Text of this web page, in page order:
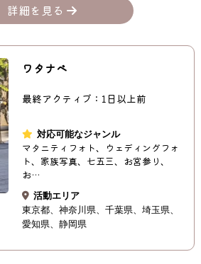
詳細を見る
ワタナベ
最終アクティブ：1日以上前
対応可能なジャンル
マタニティフォト、ウェディングフォ
ト、家族写真、七五三、お宮参り、
お…
活動エリア
東京都
神奈川県 千葉県
埼玉県
愛知県
静岡県